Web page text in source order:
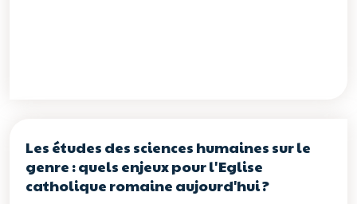
Les études des sciences humaines sur le
genre : quels enjeux pour l'Eglise
catholique romaine aujourd'hui ?